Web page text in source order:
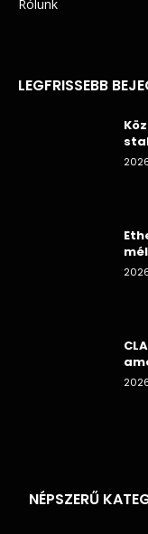
Rólunk
LEGFRISSEBB
NÉPSZERŰ